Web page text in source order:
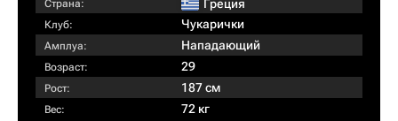
Страна: Греция
Клуб: Чукарички
Амплуа: Нападающий
Возраст: 29
Рост: 187 см
Вес: 72 кг